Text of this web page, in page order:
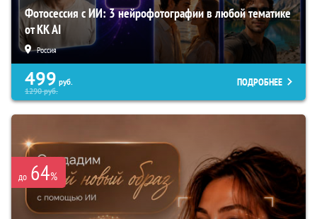
Фотосессия с ИИ: 3 нейрофотографии в любой тематике
от KK AI
Россия
499 руб.
1290руб.
ПОДРОБНЕЕ
до 64%